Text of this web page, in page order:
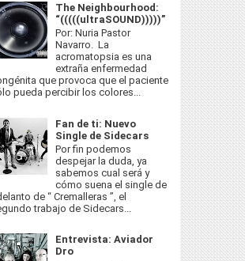
The Neighbourhood:
“(((((ultraSOUND)))))”
Por: Nuria Pastor
Navarro. La
acromatopsia es una
extraña enfermedad
que provoca que el paciente
pueda percibir los colores...
Fan de ti: Nuevo
Single de Sidecars
Por fin podemos
despejar la duda, ya
sabemos cual será y
cómo suena el single de
de “ Cremalleras ”, el
trabajo de Sidecars...
Entrevista: Aviador
Dro